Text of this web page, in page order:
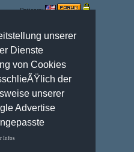
unserer
Dienste
von Cookies
der
unserer
Advertise
Infos
Optionen: